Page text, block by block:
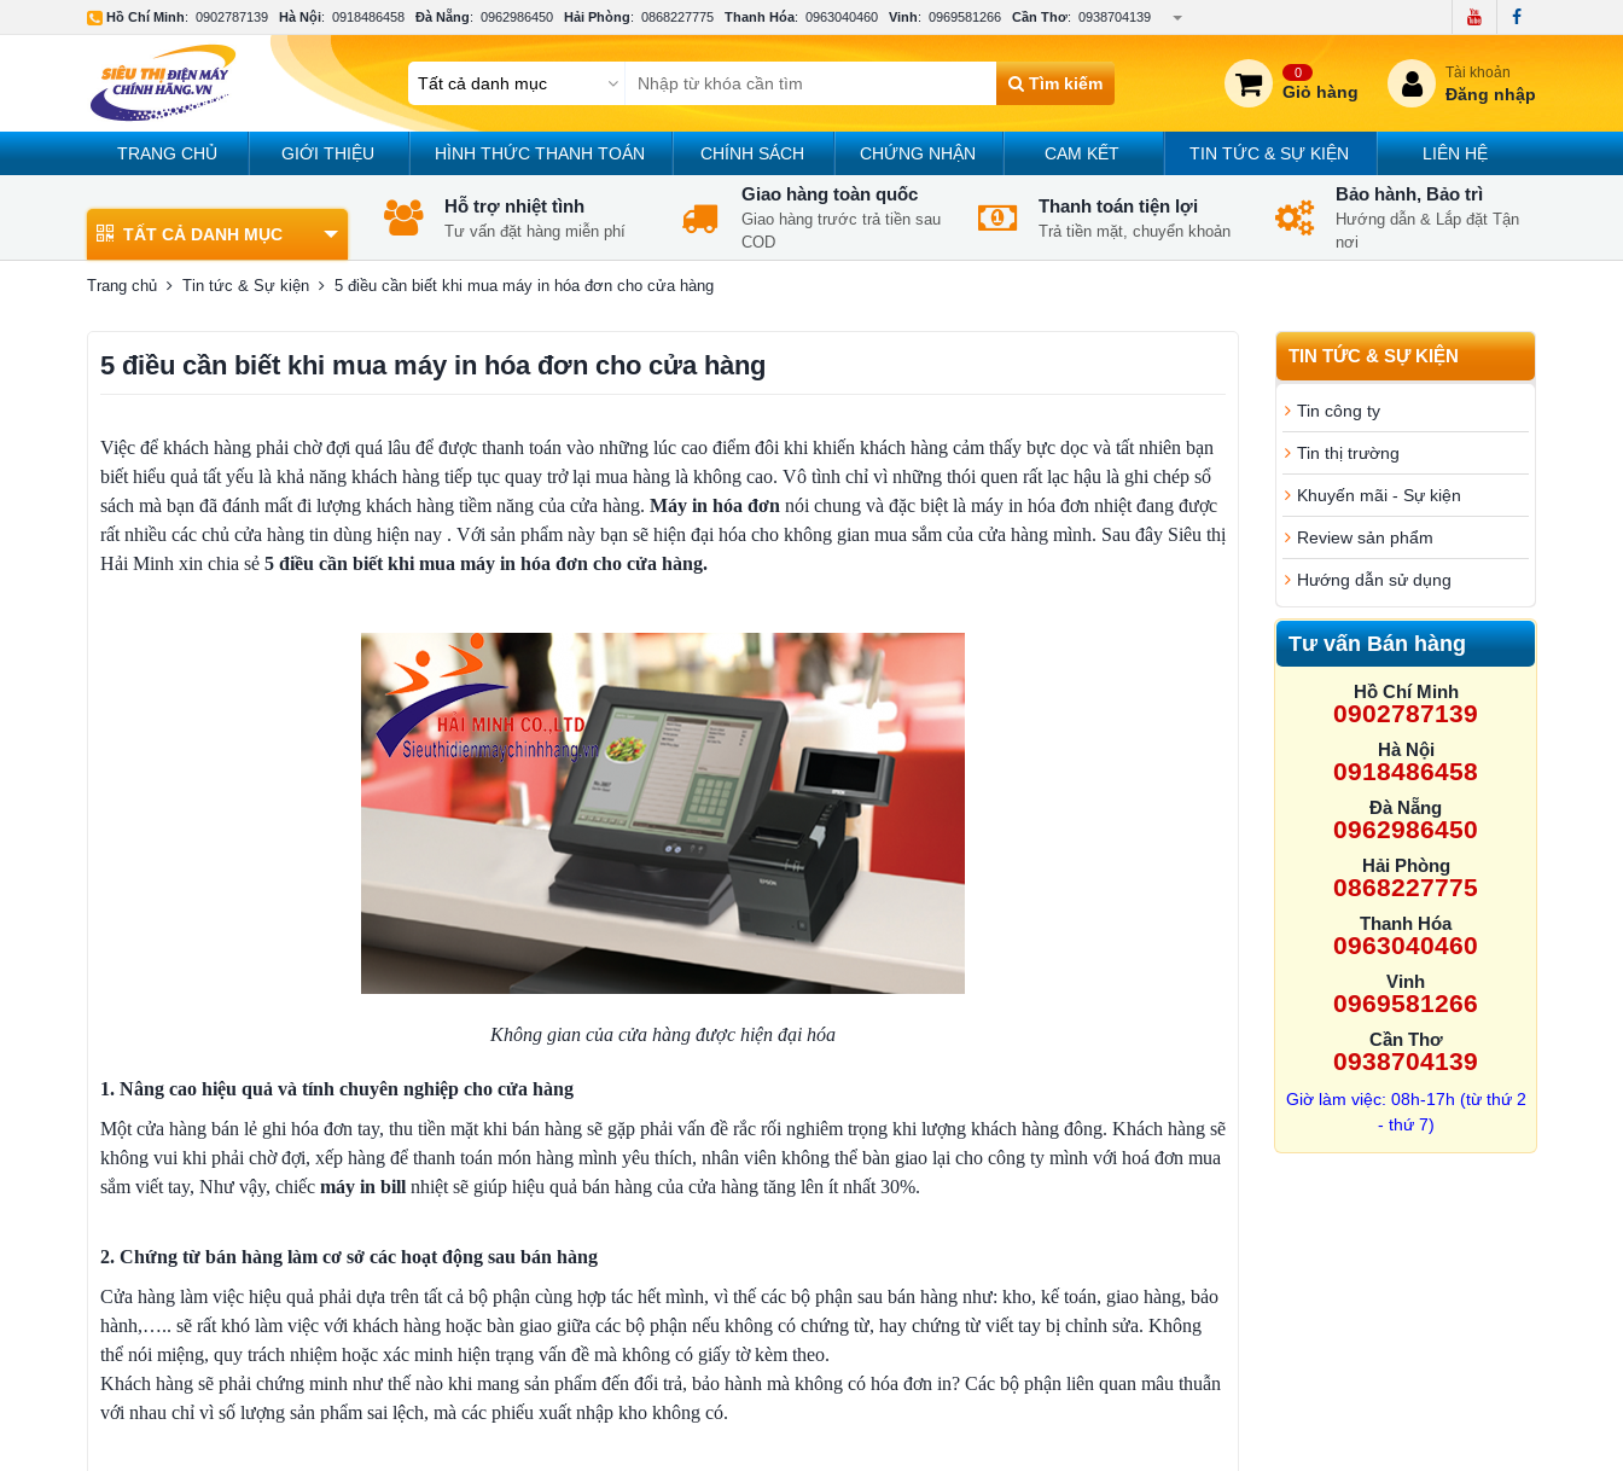
Hồ Chí Minh: 0902787139 Hà Nội: 0918486458 Đà Nẵng: 0962986450 Hải Phòng: 0868227775 Thanh Hóa: 0963040460 Vinh: 0969581266 Cần Thơ: 0938704139
Tìm kiếm
0
Giỏ hàng
Tài khoản
Đăng nhập
TRANG CHỦ GIỚI THIỆU HÌNH THỨC THANH TOÁN CHÍNH SÁCH CHỨNG NHẬN CAM KẾT TIN TỨC & SỰ KIỆN LIÊN HỆ
TẤT CẢ DANH MỤC
Hỗ trợ nhiệt tình
Tư vấn đặt hàng miễn phí
Giao hàng toàn quốc
Giao hàng trước trả tiền sau
COD
Thanh toán tiện lợi
Trả tiền mặt, chuyển khoản
Bảo hành, Bảo trì
Hướng dẫn & Lắp đặt Tận
nơi
Trang chủ Tin tức & Sự kiện 5 điều cần biết khi mua máy in hóa đơn cho cửa hàng
TIN TỨC & SỰ KIỆN
Tin công ty
Tin thị trường
Khuyến mãi - Sự kiện
Review sản phẩm
Hướng dẫn sử dụng
Tư vấn Bán hàng
Hồ Chí Minh
0902787139
Hà Nội
0918486458
Đà Nẵng
0962986450
Hải Phòng
0868227775
Thanh Hóa
0963040460
Vinh
0969581266
Cần Thơ
0938704139
Giờ làm việc: 08h-17h (từ thứ 2
- thứ 7)
5 điều cần biết khi mua máy in hóa đơn cho cửa hàng
Việc để khách hàng phải chờ đợi quá lâu để được thanh toán vào những lúc cao điểm đôi khi khiến khách hàng cảm thấy bực dọc và tất nhiên bạn
biết hiểu quả tất yếu là khả năng khách hàng tiếp tục quay trở lại mua hàng là không cao. Vô tình chỉ vì những thói quen rất lạc hậu là ghi chép sổ
sách mà bạn đã đánh mất đi lượng khách hàng tiềm năng của cửa hàng. Máy in hóa đơn nói chung và đặc biệt là máy in hóa đơn nhiệt đang được
rất nhiều các chủ cửa hàng tin dùng hiện nay . Với sản phẩm này bạn sẽ hiện đại hóa cho không gian mua sắm của cửa hàng mình. Sau đây Siêu thị
Hải Minh xin chia sẻ 5 điều cần biết khi mua máy in hóa đơn cho cửa hàng.
Không gian của cửa hàng được hiện đại hóa
1. Nâng cao hiệu quả và tính chuyên nghiệp cho cửa hàng
Một cửa hàng bán lẻ ghi hóa đơn tay, thu tiền mặt khi bán hàng sẽ gặp phải vấn đề rắc rối nghiêm trọng khi lượng khách hàng đông. Khách hàng sẽ
không vui khi phải chờ đợi, xếp hàng để thanh toán món hàng mình yêu thích, nhân viên không thể bàn giao lại cho công ty mình với hoá đơn mua
sắm viết tay, Như vậy, chiếc máy in bill nhiệt sẽ giúp hiệu quả bán hàng của cửa hàng tăng lên ít nhất 30%.
2. Chứng từ bán hàng làm cơ sở các hoạt động sau bán hàng
Cửa hàng làm việc hiệu quả phải dựa trên tất cả bộ phận cùng hợp tác hết mình, vì thế các bộ phận sau bán hàng như: kho, kế toán, giao hàng, bảo
hành,….. sẽ rất khó làm việc với khách hàng hoặc bàn giao giữa các bộ phận nếu không có chứng từ, hay chứng từ viết tay bị chỉnh sửa. Không
thể nói miệng, quy trách nhiệm hoặc xác minh hiện trạng vấn đề mà không có giấy tờ kèm theo.
Khách hàng sẽ phải chứng minh như thế nào khi mang sản phẩm đến đổi trả, bảo hành mà không có hóa đơn in? Các bộ phận liên quan mâu thuẫn
với nhau chỉ vì số lượng sản phẩm sai lệch, mà các phiếu xuất nhập kho không có.